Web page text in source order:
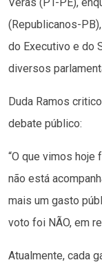
(Republicanos-
do Executivo e do
diversos
Duda Ramos
debate público:
“O que vimos hoje
não está
mais um gasto
voto foi NÃO, em
Atualmente, cada